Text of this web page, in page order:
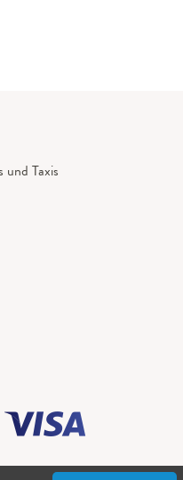
und Taxis